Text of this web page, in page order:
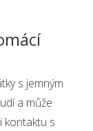
s jemným
a může
kontaktu s